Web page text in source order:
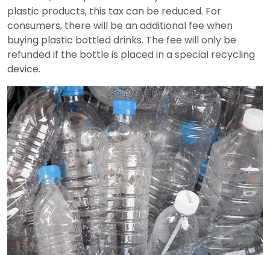
plastic products, this tax can be reduced. For
consumers, there will be an additional fee when
buying plastic bottled drinks. The fee will only be
refunded if the bottle is placed in a special recycling
device.